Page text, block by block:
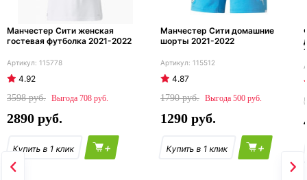
Манчестер Сити женская
гостевая футболка 2021-2022
115778
4.92
3598
708
2890
+
Манчестер Сити домашние
шорты 2021-2022
115512
4.87
1790
500
1290
+